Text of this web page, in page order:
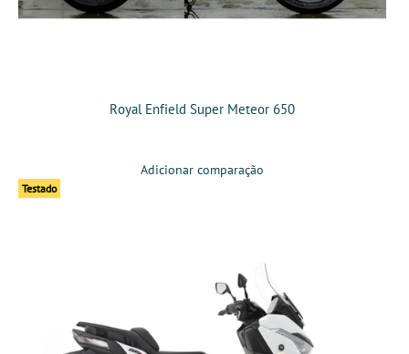
Royal Enfield Super Meteor 650
Adicionar comparação
Testado